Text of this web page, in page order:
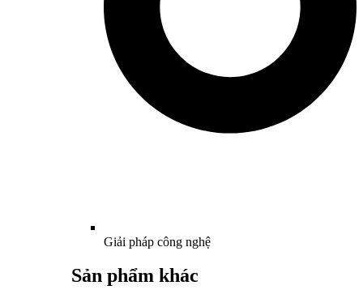
Giải pháp công nghệ
Sản phẩm khác